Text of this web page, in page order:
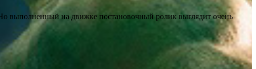
выполненный на движке постановочный ролик выглядит очень